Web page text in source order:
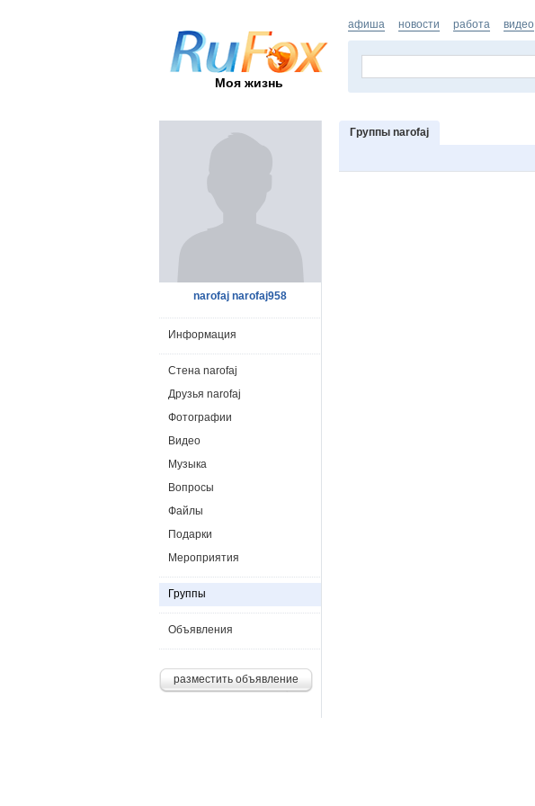
Моя жизнь
афиша новости работа видео
Группы narofaj
narofaj narofaj958
Информация
Стена narofaj
Друзья narofaj
Фотографии
Видео
Музыка
Вопросы
Файлы
Подарки
Мероприятия
Группы
Объявления
разместить объявление